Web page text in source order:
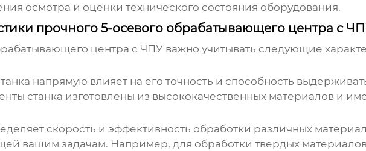
осмотра и оценки технического состояния оборудования.
прочного 5-осевого обрабатывающего центра с
центра с ЧПУ важно учитывать следующие
напрямую влияет на его точность и способность
станка изготовлены из высококачественных материалов и
скорость и эффективность обработки различных
вашим задачам. Например, для обработки твердых